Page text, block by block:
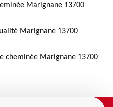
Marignane 13700
Marignane 13700
cheminée Marignane 13700